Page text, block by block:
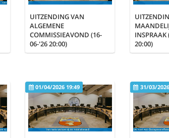
UITZENDING VAN
ALGEMENE
COMMISSIEAVOND (16-
06-'26 20:00)
INSPRAAK
20:00)
01/04/2026 19:49 31/03/